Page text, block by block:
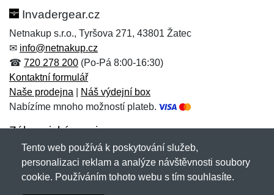
Hodnocení:
Jméno: *
Zpráva*
Jméno:
E-mail:*
Invadergear.cz
Netnakup s.r.o., Tyršova 271, 43801 Žatec
✉ info@netnakup.cz
☎ 720 278 200 (Po-Pá 8:00-16:30)
Kontaktní formulář
Naše prodejna
Náš výdejní box
Nabízíme mnoho možností plateb.
Zákaznický servis
Novinky emailem
Tento web používá k poskytování služeb,
personalizaci reklam a analýze návštěvnosti soubory
cookie. Používáním tohoto webu s tím souhlasíte.